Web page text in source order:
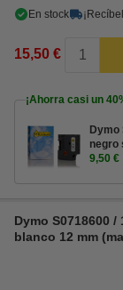
En stock
15,50 €
¡Ahorra casi un
Dymo
negro
9,50 €
Dymo S0718600
blanco 12 mm